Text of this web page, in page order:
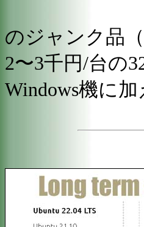
のジャンク品
2〜3千円/台の
Windows機に